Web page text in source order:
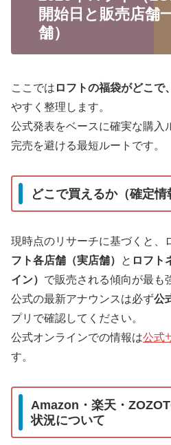
開始日と販売店舗
舗）
ここでは ロフトの福袋がどこで
やすく整理します。
公式発表をベースに確実な購入
完売を避ける最短ルートです。
どこで買えるか（確定情
現時点のリサーチに基づくと、
フト各店舗（実店舗）
と ロフト
イン） で販売される傾向が最も
公式の最新アナウンスは必ず公
プリで確認してください。
公式オンラインでの情報は公式
す。
Amazon・楽天・
状況について